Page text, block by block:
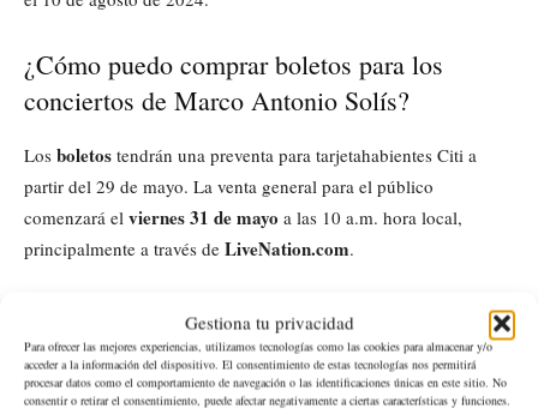
Gestiona tu privacidad
Para ofrecer las mejores experiencias, utilizamos tecnologías como las cookies para almacenar y/o
acceder a la información del dispositivo. El consentimiento de estas tecnologías nos permitirá
procesar datos como el comportamiento de navegación o las identificaciones únicas en este sitio. No
consentir o retirar el consentimiento, puede afectar negativamente a ciertas características y funciones.
¿Cómo puedo comprar boletos para los
conciertos de Marco Antonio Solís?
Los boletos tendrán una preventa para tarjetahabientes Citi a
partir del 29 de mayo. La venta general para el público
comenzará el viernes 31 de mayo a las 10 a.m. hora local,
principalmente a través de LiveNation.com.
¿Qué tiene de especial el concierto de Marco
Antonio Solís en Los Ángeles?
El concierto de«El Buki»en Los Ángeles, programado para el